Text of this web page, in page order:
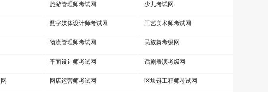
旅游管理师考试网 少儿考试网
数字媒体设计师考试网 工艺美术师考试网
物流管理师考试网 民族舞考级网
平面设计师考试网 话剧表演考级网
网店运营师考试网 区块链工程师考试网